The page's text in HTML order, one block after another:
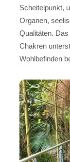
Scheitelpunkt,
Organen,
Qualitäten.
Chakren
Wohlbefinden